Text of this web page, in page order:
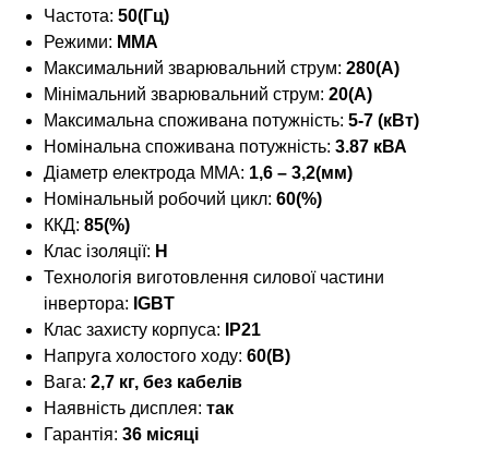
Частота: 50(Гц)
Режими: MMA
Максимальний зварювальний струм: 280(А)
Мінімальний зварювальний струм: 20(А)
Максимальна споживана потужність: 5-7 (кВт)
Номінальна споживана потужність: 3.87 кВА
Діаметр електрода MMA: 1,6 – 3,2(мм)
Номінальный робочий цикл: 60(%)
ККД: 85(%)
Клас ізоляції: H
Технологія виготовлення силової частини
інвертора: IGBT
Клас захисту корпуса: IP21
Напруга холостого ходу: 60(В)
Вага: 2,7 кг, без кабелів
Наявність дисплея: так
Гарантія: 36 місяці